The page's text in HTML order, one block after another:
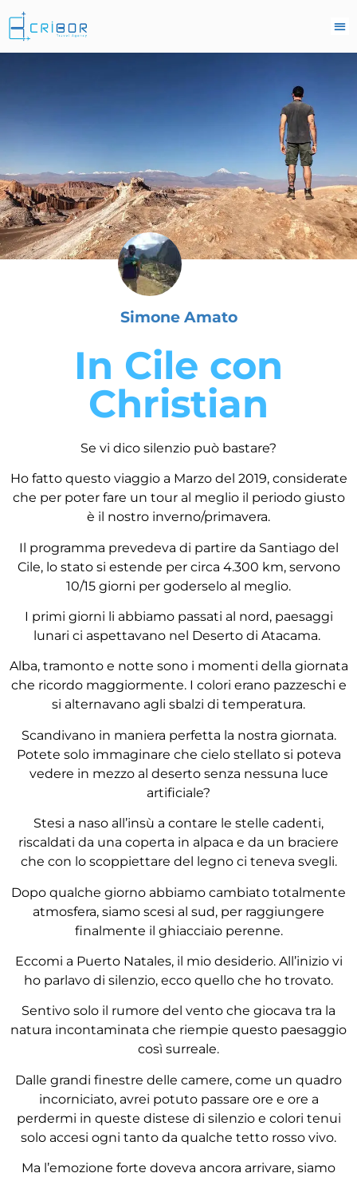
Simone Amato
In Cile con
Christian
Se vi dico silenzio può bastare?
Ho fatto questo viaggio a Marzo del 2019, considerate
che per poter fare un tour al meglio il periodo giusto
è il nostro inverno/primavera.
Il programma prevedeva di partire da Santiago del
Cile, lo stato si estende per circa 4.300 km, servono
10/15 giorni per goderselo al meglio.
I primi giorni li abbiamo passati al nord, paesaggi
lunari ci aspettavano nel Deserto di Atacama.
Alba, tramonto e notte sono i momenti della giornata
che ricordo maggiormente. I colori erano pazzeschi e
si alternavano agli sbalzi di temperatura.
Scandivano in maniera perfetta la nostra giornata.
Potete solo immaginare che cielo stellato si poteva
vedere in mezzo al deserto senza nessuna luce
artificiale?
Stesi a naso all’insù a contare le stelle cadenti,
riscaldati da una coperta in alpaca e da un braciere
che con lo scoppiettare del legno ci teneva svegli.
Dopo qualche giorno abbiamo cambiato totalmente
atmosfera, siamo scesi al sud, per raggiungere
finalmente il ghiacciaio perenne.
Eccomi a Puerto Natales, il mio desiderio. All’inizio vi
ho parlavo di silenzio, ecco quello che ho trovato.
Sentivo solo il rumore del vento che giocava tra la
natura incontaminata che riempie questo paesaggio
così surreale.
Dalle grandi finestre delle camere, come un quadro
incorniciato, avrei potuto passare ore e ore a
perdermi in queste distese di silenzio e colori tenui
solo accesi ogni tanto da qualche tetto rosso vivo.
Ma l’emozione forte doveva ancora arrivare, siamo